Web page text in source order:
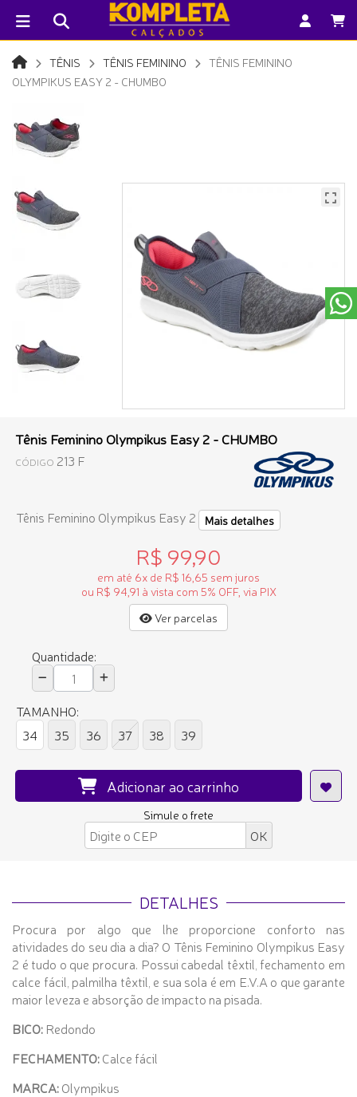
TÊNIS TÊNIS FEMININO
TÊNIS FEMININO
OLYMPIKUS EASY 2 - CHUMBO
Tênis Feminino Olympikus Easy 2 - CHUMBO
CÓDIGO 213 F
Tênis Feminino Olympikus Easy 2 Mais detalhes
R$ 99,90
em até 6x de R$ 16,65 sem juros
ou R$ 94,91 à vista com 5% OFF, via PIX
Ver parcelas
Quantidade:
TAMANHO:
34
35 36 37 38 39
Adicionar ao carrinho
Simule o frete
DETALHES
Procura por algo que lhe proporcione conforto nas
atividades do seu dia a dia? O Tênis Feminino Olympikus Easy
2 é tudo o que procura. Possui cabedal têxtil, fechamento em
calce fácil, palmilha têxtil, e sua sola é em E.V.A o que garante
maior leveza e absorção de impacto na pisada.
BICO: Redondo
FECHAMENTO:Calce fácil
MARCA:Olympikus